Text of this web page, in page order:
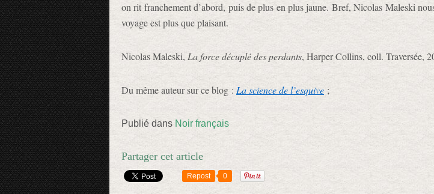
on rit franchement d’abord, puis de plus en plus jaune. Bref, Nicolas Maleski
voyage est plus que plaisant.
Nicolas Maleski, La force décuplé des perdants, Harper Collins, coll. Traversée,
Du même auteur sur ce blog : La science de l’esquive ;
Publié dans Noir français
Partager cet article
Repost 0